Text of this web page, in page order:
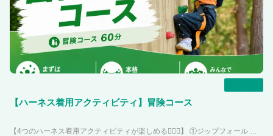
【ハーネス着用アクティビティ】冒険コース
【4つのハーネス着用アクティビティが楽しめる🧗🏻‍♀️】 ①ジップフォール 柱の上高さ約6メートルにあるデッキから滑空しながら下りてくる新感覚ジップライン。 登ったものにしか見れない景色を楽しんでください！！ 高さの恐怖を乗り越えて、一歩踏み出そう！！ ②クライミングウォール PANZA宮沢湖にそびえ立つ高さ8mの壁！！ 壁に付いているホールドを掴んで上まで登り切れば達成感を得ること間違いなし。 いろんなレベルの登り方があるので、ぜひ挑戦してみてください。 ③ツリークライミング 実際に生えている木の木登り！！ PANZA宮沢湖にあるアクティビティの中で難易度MAXです。 あなたは攻略できるかな！？ ④ジャイアントスイング 足が地面に付かない大きなブランコ！！ 宮沢湖に向かって飛び出すスリルと爽快感が味わえます。 小学生以上で体重が20~120kgの方が体験して頂けます。 よりドキドキ感を体験したい方におすすめです😁